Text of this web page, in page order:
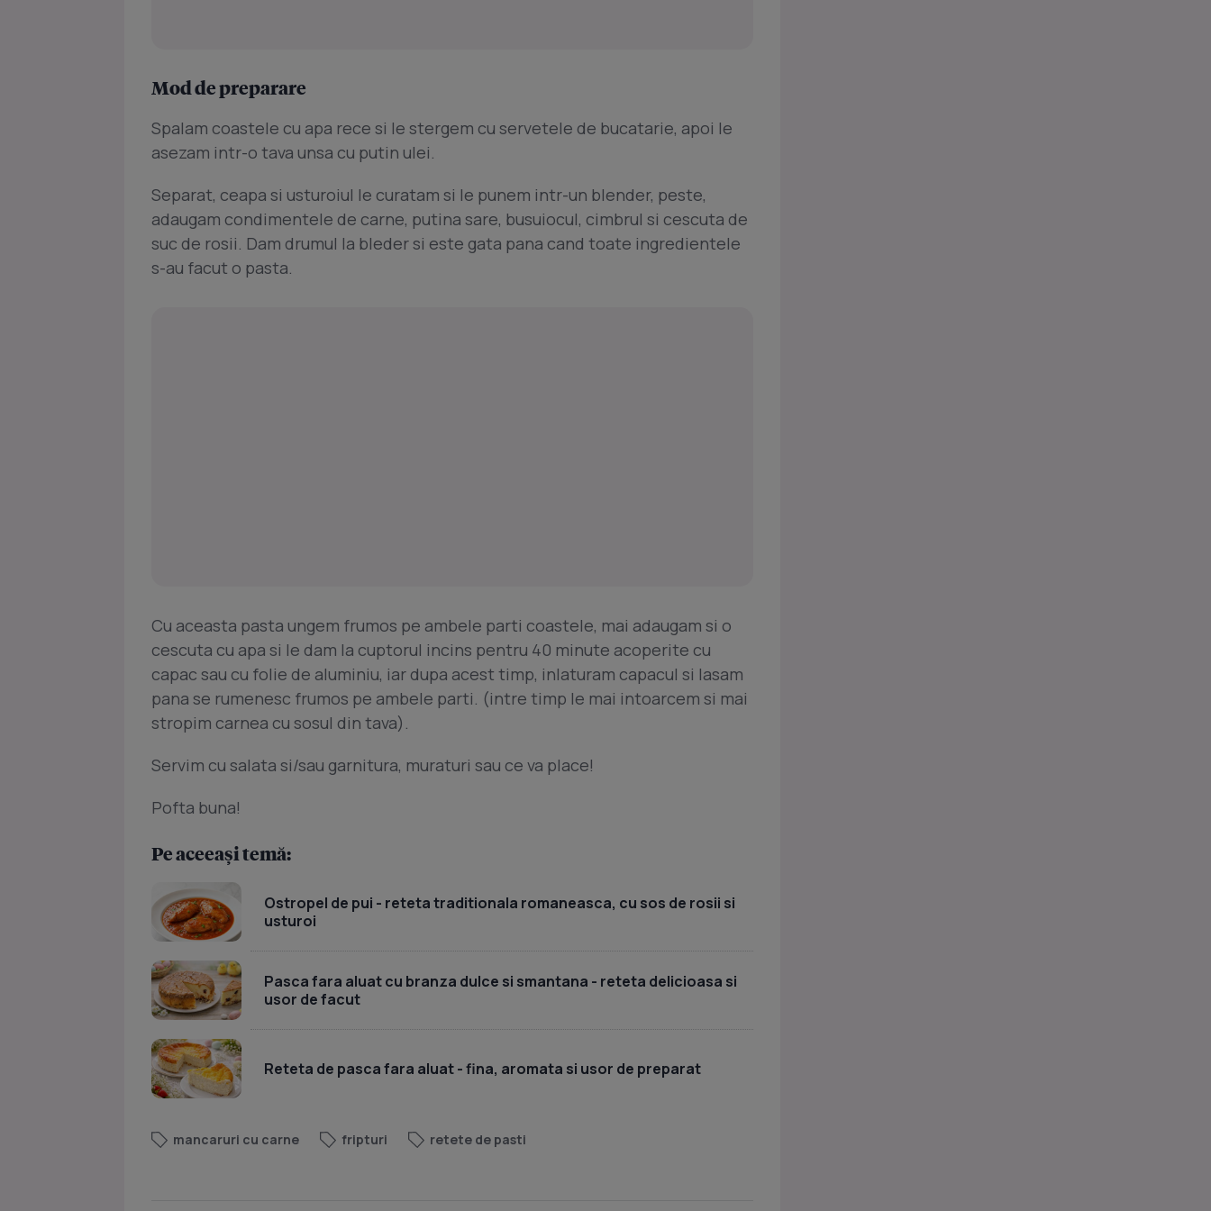
Mod de preparare
Spalam coastele cu apa rece si le stergem cu servetele de bucatarie, apoi le
asezam intr-o tava unsa cu putin ulei.
Separat, ceapa si usturoiul le curatam si le punem intr-un blender, peste,
adaugam condimentele de carne, putina sare, busuiocul, cimbrul si cescuta de
suc de rosii. Dam drumul la bleder si este gata pana cand toate ingredientele
s-au facut o pasta.
Cu aceasta pasta ungem frumos pe ambele parti coastele, mai adaugam si o
cescuta cu apa si le dam la cuptorul incins pentru 40 minute acoperite cu
capac sau cu folie de aluminiu, iar dupa acest timp, inlaturam capacul si lasam
pana se rumenesc frumos pe ambele parti. (intre timp le mai intoarcem si mai
stropim carnea cu sosul din tava).
Servim cu salata si/sau garnitura, muraturi sau ce va place!
Pofta buna!
Pe aceeași temă:
Ostropel de pui - reteta traditionala romaneasca, cu sos de rosii si
usturoi
Pasca fara aluat cu branza dulce si smantana - reteta delicioasa si
usor de facut
Reteta de pasca fara aluat - fina, aromata si usor de preparat
mancaruri cu carne fripturi retete de pasti